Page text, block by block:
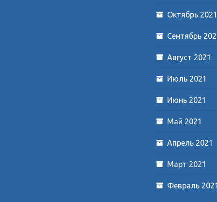
Октябрь 2021
Сентябрь
Август 2021
Июль 2021
Июнь 2021
Май 2021
Апрель 2021
Март 2021
Февраль